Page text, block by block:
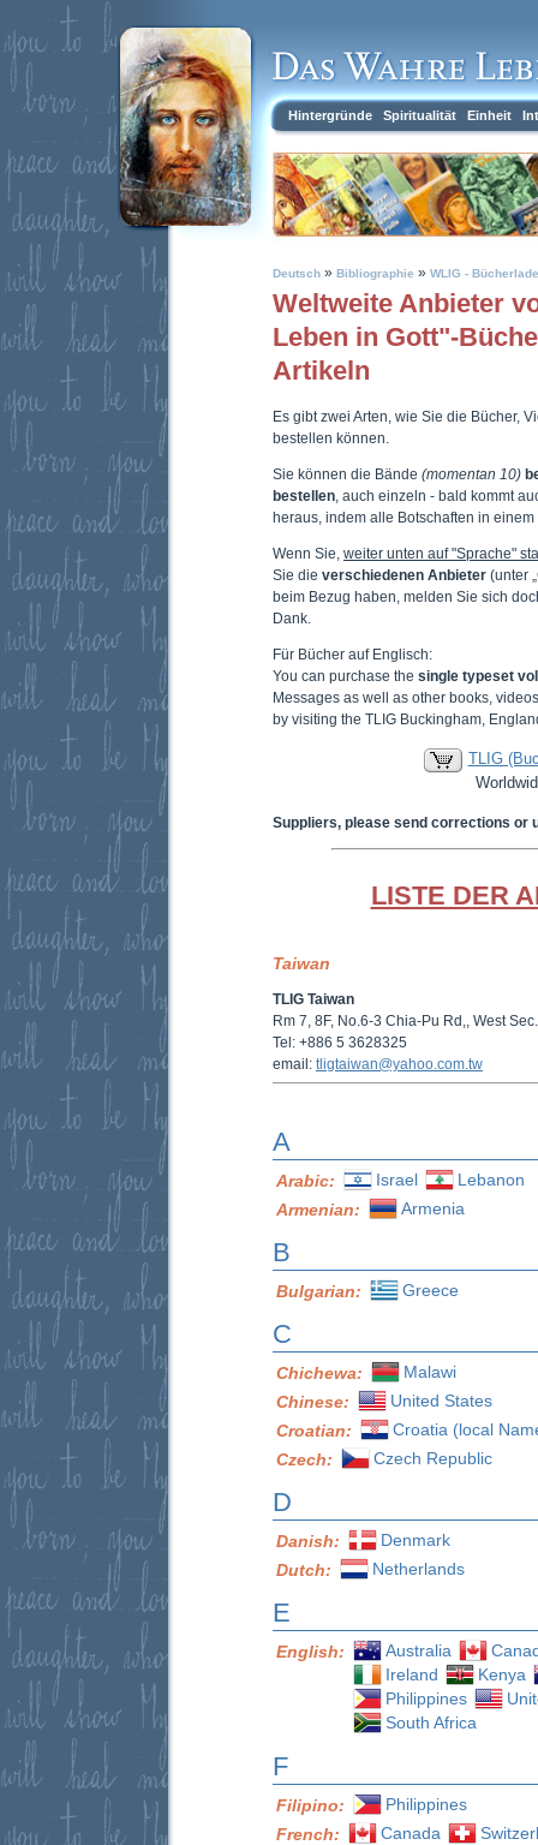
Hintergründe Spiritualität Einheit
Deutsch » Bibliographie » WLIG -
Weltweite Anbieter
Leben in Gott"-
Artikeln
Es gibt zwei Arten, wie Sie die Bücher,
bestellen können.
Sie können die Bände (momentan 10)
bestellen , auch einzeln - bald kommt
heraus, indem alle Botschaften in
Wenn Sie, weiter unten auf "Sprache"
Sie die verschiedenen Anbieter (unter
beim Bezug haben, melden Sie sich
Dank.
Für Bücher auf Englisch:
You can purchase the single typeset
Messages as well as other books,
by visiting the TLIG Buckingham,
TLIG
Suppliers, please send corrections or
LISTE DER
Taiwan
TLIG Taiwan
Rm 7, 8F, No.6-3 Chia-Pu Rd,, West
Tel: +886 5 3628325
email: tligtaiwan@yahoo.com.tw
A
Arabic: Israel
Lebanon
Armenian:
Armenia
B
Bulgarian: Greece
C
Chichewa:
Malawi
Chinese:
United States
Croatian:
Croatia (local
Czech:
Czech Republic
D
Danish:
Denmark
Dutch:
Netherlands
E
English: Australia
Ireland
Kenya
Philippines
South Africa
F
Filipino:
Philippines
French:
Canada